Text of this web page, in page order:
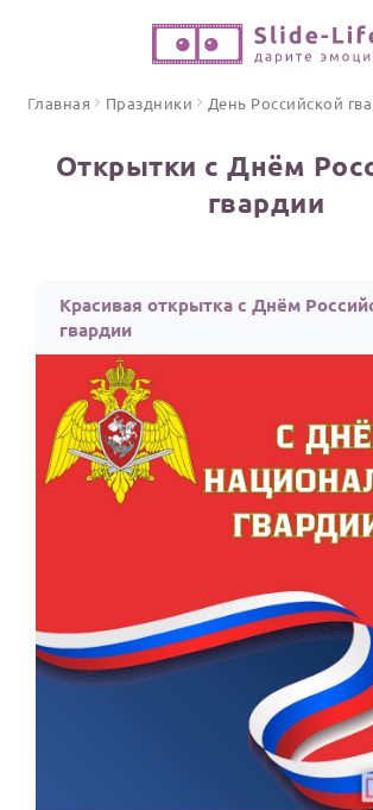
Открытки
Стихи и тексты
ПРАЗДНИКИ
С Днем рождения
Юбилей
Календарь праздников
КОМУ
ИНСТРУМЕНТЫ
ОТЗЫВЫ
Главная Праздники День Российской
Открытки с Днём
гвардии
Красивая открытка с Днём
гвардии